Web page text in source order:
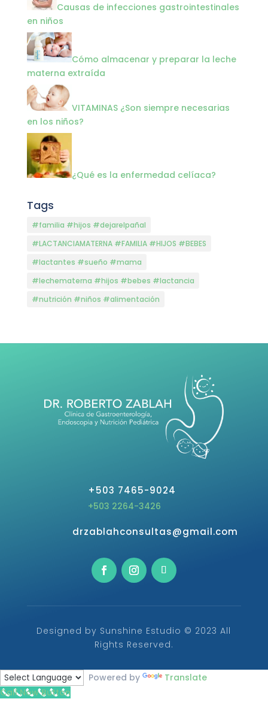
Causas de infecciones gastrointestinales
en niños
Cómo almacenar y preparar la leche
materna extraída
VITAMINAS ¿Son siempre necesarias
en los niños?
¿Qué es la enfermedad celíaca?
Tags
#familia #hijos #dejarelpañal
#LACTANCIAMATERNA #FAMILIA #HIJOS #BEBES
#lactantes #sueño #mama
#lechematerna #hijos #bebes #lactancia
#nutrición #niños #alimentación
+503 7465-9024
+503 2264-3426
drzablahconsultas@gmail.com
Designed by Sunshine Estudio © 2023 All
Rights Reserved.
Powered by
Translate
Call Now Button